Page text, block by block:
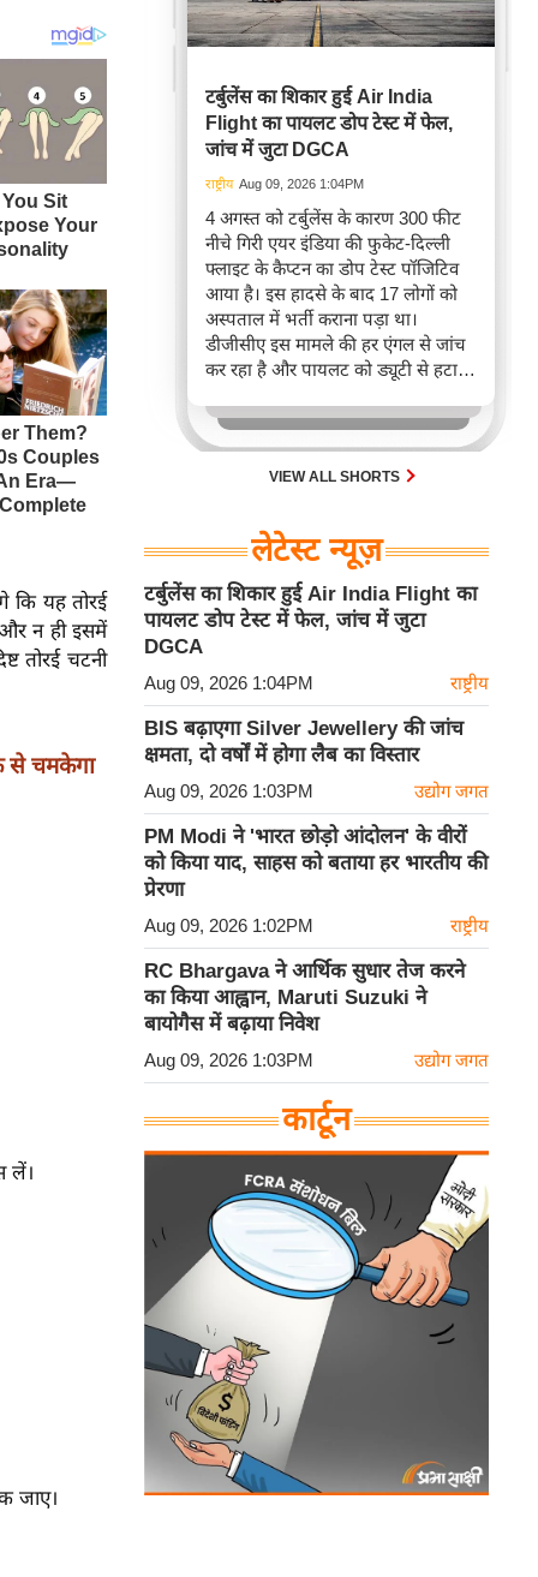
कि यह तोरई
न ही इसमें
तोरई चटनी
से चमकेगा
लें।
जाए।
टर्बुलेंस का शिकार हुई Air India
Flight का पायलट डोप टेस्ट में फेल,
जांच में जुटा DGCA
राष्ट्रीय Aug 09, 2026 1:04PM
4 अगस्त को टर्बुलेंस के कारण 300 फीट
नीचे गिरी एयर इंडिया की फुकेट-दिल्ली
फ्लाइट के कैप्टन का डोप टेस्ट पॉजिटिव
आया है। इस हादसे के बाद 17 लोगों को
अस्पताल में भर्ती कराना पड़ा था।
डीजीसीए इस मामले की हर एंगल से जांच
कर रहा है और पायलट को ड्यूटी से हटा
VIEW ALL SHORTS
लेटेस्ट न्यूज़
टर्बुलेंस का शिकार हुई Air India Flight का
पायलट डोप टेस्ट में फेल, जांच में जुटा
DGCA
Aug 09, 2026 1:04PM राष्ट्रीय
BIS बढ़ाएगा Silver Jewellery की जांच
क्षमता, दो वर्षों में होगा लैब का विस्तार
Aug 09, 2026 1:03PM उद्योग जगत
PM Modi ने 'भारत छोड़ो आंदोलन' के वीरों
को किया याद, साहस को बताया हर भारतीय की
प्रेरणा
Aug 09, 2026 1:02PM राष्ट्रीय
RC Bhargava ने आर्थिक सुधार तेज करने
का किया आह्वान, Maruti Suzuki ने
बायोगैस में बढ़ाया निवेश
Aug 09, 2026 1:03PM उद्योग जगत
कार्टून